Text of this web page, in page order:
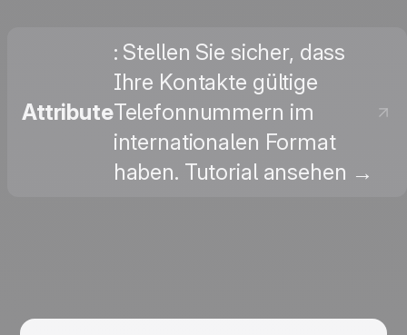
Attribute
: Stellen Sie sicher, dass
Ihre Kontakte gültige
Telefonnummern im
internationalen Format
haben. Tutorial ansehen →